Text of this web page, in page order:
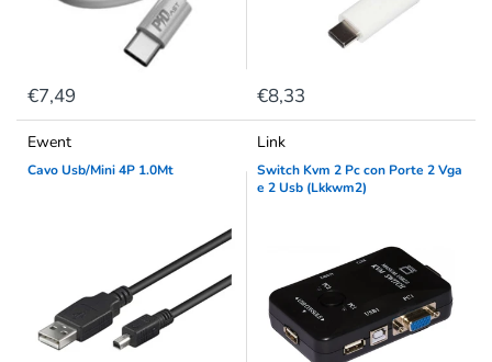
€7,49 €8,33
Ewent
Cavo Usb/Mini 4P 1.0Mt
Link
Switch Kvm 2 Pc con Porte 2 Vga
e 2 Usb (Lkkwm2)